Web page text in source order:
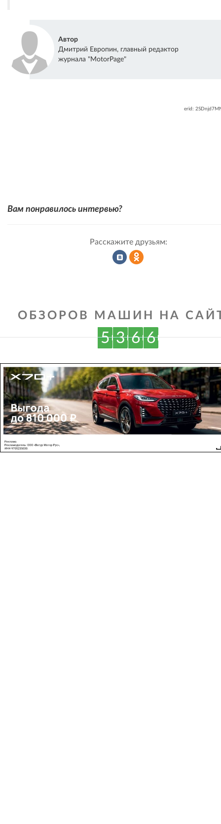
Автор
Дмитрий Европин, главный редактор
журнала "MotorPage"
erid:
Вам понравилось интервью?
Расскажите друзьям:
во в
ОБЗОРОВ МАШИН НА
5 3 6 6